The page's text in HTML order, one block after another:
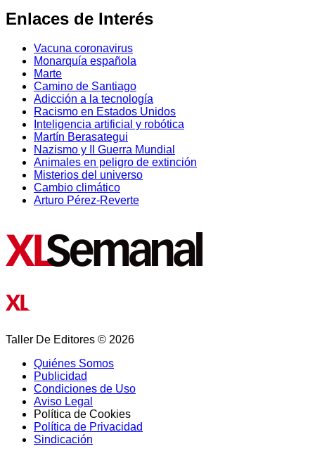
Enlaces de Interés
Vacuna coronavirus
Monarquía española
Marte
Camino de Santiago
Adicción a la tecnología
Racismo en Estados Unidos
Inteligencia artificial y robótica
Martín Berasategui
Nazismo y II Guerra Mundial
Animales en peligro de extinción
Misterios del universo
Cambio climático
Arturo Pérez-Reverte
Taller De Editores © 2026
Quiénes Somos
Publicidad
Condiciones de Uso
Aviso Legal
Política de Cookies
Política de Privacidad
Sindicación